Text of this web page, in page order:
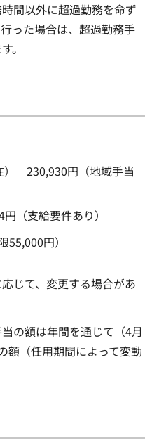
間以外に超過勤務を命ず
った場合は、超過勤務手
。
） 230,930円（地域手当
（支給要件あり）
円）
じて、変更する場合があ
の額は年間を通じて（4月
額（任用期間によって変動